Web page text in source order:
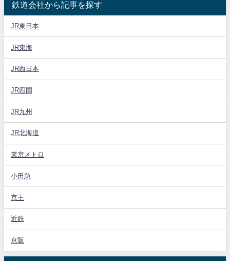
鉄道会社から記事を探す
JR東日本
JR東海
JR西日本
JR四国
JR九州
JR北海道
東京メトロ
小田急
京王
近鉄
京阪